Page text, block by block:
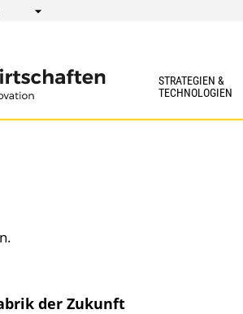
STRATEGIEN &
TECHNOLOGIEN
der Zukunft